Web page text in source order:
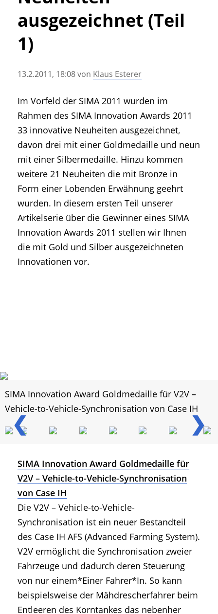
• Messen und Veranstaltungen
• Mitteilung der Redaktion
• Agritechnica Neuheiten Archiv
ausgezeichnet (Teil
1)
13.2.2011, 18:08von Klaus Esterer
Im Vorfeld der SIMA 2011 wurden im
Rahmen des SIMA Innovation Awards 2011
33 innovative Neuheiten ausgezeichnet,
davon drei mit einer Goldmedaille und neun
mit einer Silbermedaille. Hinzu kommen
weitere 21 Neuheiten die mit Bronze in
Form einer Lobenden Erwähnung geehrt
wurden. In diesem ersten Teil unserer
Artikelserie über die Gewinner eines SIMA
Innovation Awards 2011 stellen wir Ihnen
die mit Gold und Silber ausgezeichneten
Innovationen vor.
❮ ❯
SIMA Innovation Award Goldmedaille für V2V –
Vehicle-to-Vehicle-Synchronisation von Case IH
SIMA Innovation Award Goldmedaille für
V2V – Vehicle-to-Vehicle-Synchronisation
von Case IH
Die V2V – Vehicle-to-Vehicle-
Synchronisation ist ein neuer Bestandteil
des Case IH AFS (Advanced Farming System).
V2V ermöglicht die Synchronisation zweier
Fahrzeuge und dadurch deren Steuerung
von nur einem*Einer Fahrer*In. So kann
beispielsweise der Mähdrescherfahrer beim
Entleeren des Korntankes das nebenher